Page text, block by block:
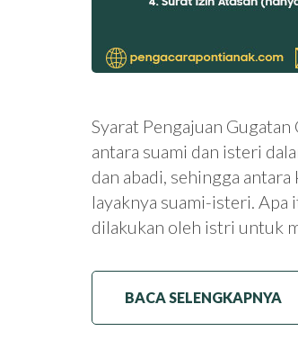
Syarat Pengajuan
antara suami dan isteri
dan abadi, sehingga
layaknya suami-isteri. Apa
dilakukan oleh istri untuk
BACA SELENGKAPNYA